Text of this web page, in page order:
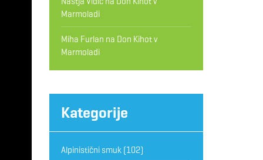
Marmoladi
Miha Furlan na Don Kihot v
Marmoladi
Kategorije
Alpinistični smuk(102)